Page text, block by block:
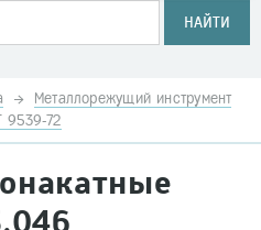
НАЙТИ
Металлорежущий инструмент
9539-72